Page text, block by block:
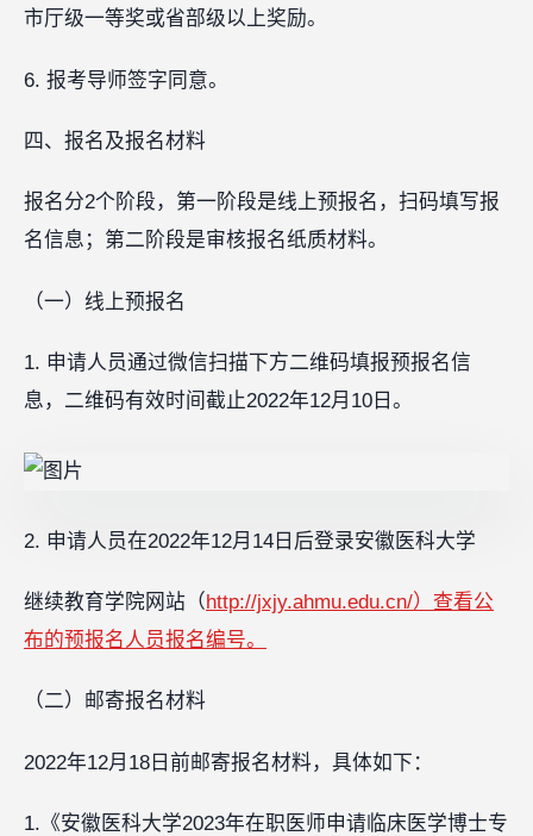
市厅级一等奖或省部级以上奖励。
6. 报考导师签字同意。
四、报名及报名材料
报名分2个阶段，第一阶段是线上预报名，扫码填写报
名信息；第二阶段是审核报名纸质材料。
（一）线上预报名
1. 申请人员通过微信扫描下方二维码填报预报名信
息，二维码有效时间截止2022年12月10日。
2. 申请人员在2022年12月14日后登录安徽医科大学
继续教育学院网站（http://jxjy.ahmu.edu.cn/）查看公
布的预报名人员报名编号。
（二）邮寄报名材料
2022年12月18日前邮寄报名材料，具体如下：
1.《安徽医科大学2023年在职医师申请临床医学博士专